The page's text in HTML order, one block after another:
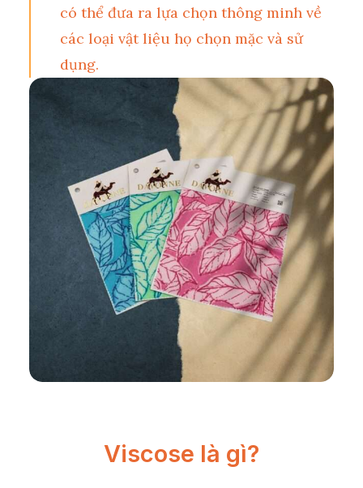
có thể đưa ra lựa chọn thông minh về
các loại vật liệu họ chọn mặc và sử
dụng.
Viscose là gì?